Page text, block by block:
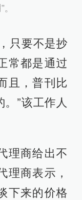
只要不是抄
常都是通过
且，普刊比
”该工作人
理商给出不
理商表示，
下来的价格